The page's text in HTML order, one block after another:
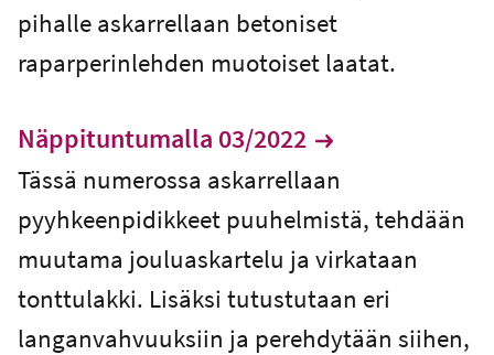
pihalle askarrellaan betoniset
raparperinlehden muotoiset laatat.
Näppituntumalla 03/2022
Tässä numerossa askarrellaan
pyyhkeenpidikkeet puuhelmistä, tehdään
muutama jouluaskartelu ja virkataan
tonttulakki. Lisäksi tutustutaan eri
langanvahvuuksiin ja perehdytään siihen,